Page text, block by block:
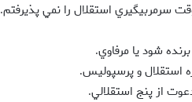
سرمربيگيري استقلال را نمي پذيرفتم.
شود يا مرفاوي.
استقلال و پرسپوليس.
از پنج استقلالي.